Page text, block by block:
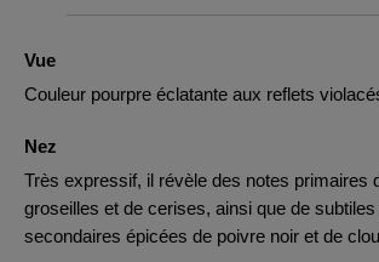
Vue
Couleur pourpre éclatante aux reflets
Nez
Très expressif, il révèle des notes primaires
groseilles et de cerises, ainsi que de subtiles
secondaires épicées de poivre noir et de